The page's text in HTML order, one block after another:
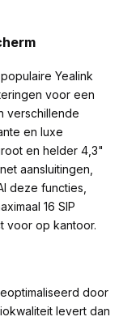
Yealink
voor een
verschillende
en luxe
en helder 4,3"
aansluitingen,
deze functies,
16 SIP
voor op kantoor.
door
levert dan